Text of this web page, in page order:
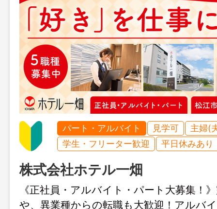
パート・アルバイト 見学可
主婦(
学生・フリーター歓迎
平日休みあり
株式会社ホテル一畑
《正社員・アルバイト・パート大募集！
や、異業種からの転職も大歓迎！アルバ